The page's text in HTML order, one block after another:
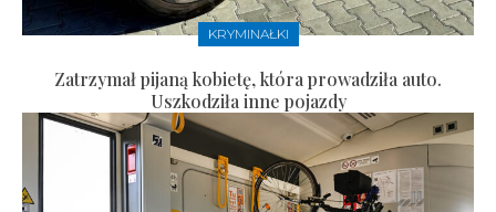
KRYMINAŁKI
Zatrzymał pijaną kobietę, która prowadziła auto.
Uszkodziła inne pojazdy